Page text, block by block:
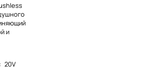
и
: 20V